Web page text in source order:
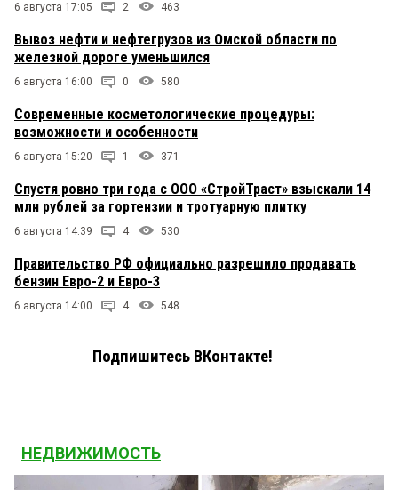
6 августа 17:05 2 463
Вывоз нефти и нефтегрузов из Омской области по
железной дороге уменьшился
6 августа 16:00 0 580
Современные косметологические процедуры:
возможности и особенности
6 августа 15:20 1 371
Спустя ровно три года с ООО «СтройТраст» взыскали 14
млн рублей за гортензии и тротуарную плитку
6 августа 14:39 4 530
Правительство РФ официально разрешило продавать
бензин Евро-2 и Евро-3
6 августа 14:00 4 548
Подпишитесь ВКонтакте!
НЕДВИЖИМОСТЬ